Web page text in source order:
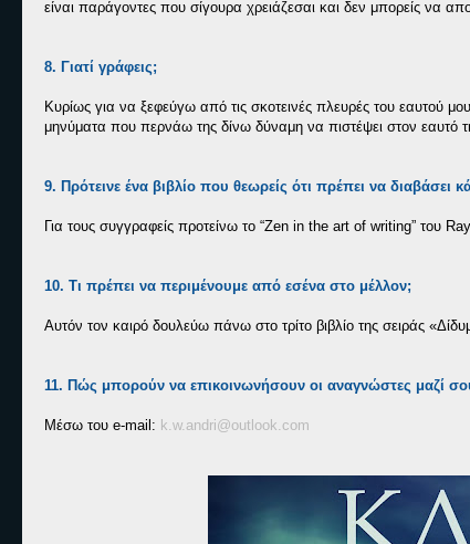
είναι παράγοντες που σίγουρα χρειάζεσαι και δεν μπορείς να
8. Γιατί γράφεις;
Κυρίως για να ξεφεύγω από τις σκοτεινές πλευρές του
μηνύματα που περνάω της δίνω δύναμη να πιστέψει στον
9. Πρότεινε ένα βιβλίο που θεωρείς ότι πρέπει να διαβάσει
Για τους συγγραφείς προτείνω το “Zen in the art of writing” του
10. Τι πρέπει να περιμένουμε από εσένα στο μέλλον;
Αυτόν τον καιρό δουλεύω πάνω στο τρίτο βιβλίο της σειράς
11. Πώς μπορούν να επικοινωνήσουν οι αναγνώστες μαζί
Μέσω του e-mail: k.w.andri@outlook.com